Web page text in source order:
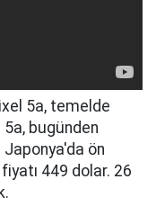
5a, temelde
5a, bugünden
ön
449 dolar. 26